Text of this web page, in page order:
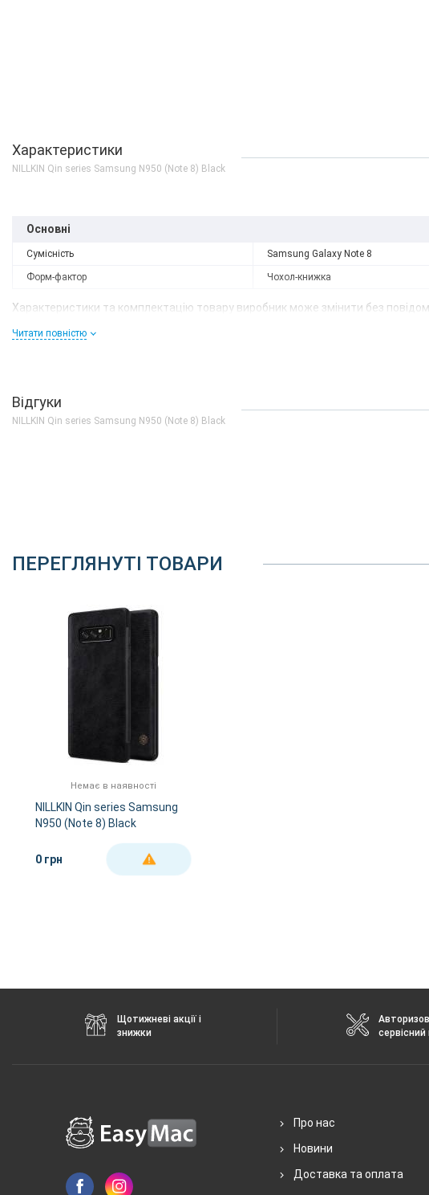
Характеристики
NILLKIN Qin series Samsung N950 (Note 8) Black
Основні
Сумісність Samsung Galaxy Note 8
Форм-фактор Чохол-книжка
Характеристики та комплектацію товару виробник може змінити без
Читати повністю
Відгуки
NILLKIN Qin series Samsung N950 (Note 8) Black
ПЕРЕГЛЯНУТІ ТОВАРИ
Немає в наявності
NILLKIN Qin series Samsung
N950 (Note 8) Black
0 грн ДЕТАЛЬНІШЕ
Щотижневі акції і
знижки
Про нас
Новини
Доставка та оплата